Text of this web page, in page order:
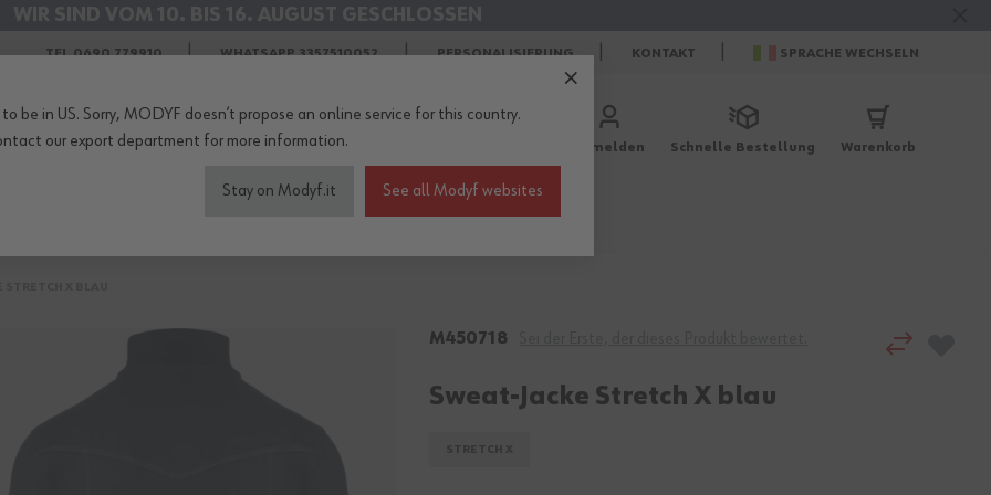
KOSTENLOSER VERSAND IM AUGUST
WIR SIND VOM 10. BIS 16. AUGUST GESCHLOSSEN
TEL 0690 779910 WHATSAPP 3357510052 PERSONALISIERUNG KONTAKT SPRACHE WECHSELN
Anmelden Schnelle Bestellung Warenkorb
SicherheitsschuheWetterschutzZubehörBerufe
M450718
Sweat-Jacke Stretch X blau
to be in US. Sorry, MODYF doesn’t propose an online service for this country.
our export department for more information.
Stay on Modyf.it See all Modyf websites